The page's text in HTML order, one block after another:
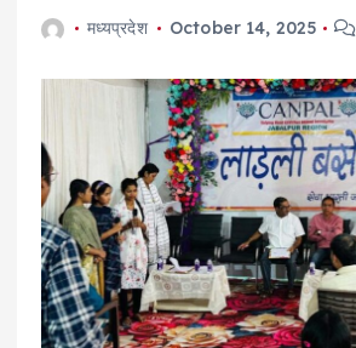
मध्यप्रदेश October 14, 2025